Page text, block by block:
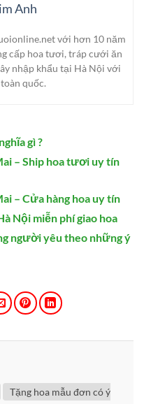
Anh
với hơn 10 năm
cấp hoa tươi, tráp cưới ăn
nhập khẩu tại Hà Nội với
quốc.
gì ?
– Ship hoa tươi uy tín
– Cửa hàng hoa uy tín
Nội miễn phí giao hoa
người yêu theo những ý
Tặng hoa mẫu đơn có ý